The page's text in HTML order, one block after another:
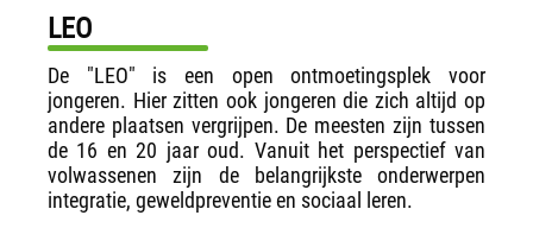
LEO
De "LEO" is een open ontmoetingsplek voor
jongeren. Hier zitten ook jongeren die zich altijd op
andere plaatsen vergrijpen. De meesten zijn tussen
de 16 en 20 jaar oud. Vanuit het perspectief van
volwassenen zijn de belangrijkste onderwerpen
integratie, geweldpreventie en sociaal leren.